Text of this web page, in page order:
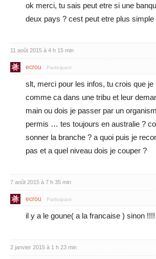
ok merci, tu sais peut etre si une
deux pays ? cest peut etre plus
11 août 2015 à 4 h 15 min
ecrou Participant
slt, merci pour les infos, tu crois que je
comme ca dans une tribu et leur
main ou dois je passer par un
permis … tes toujours en australie ?
sonner la branche ? a quoi puis je
pas et a quel niveau dois je couper ?
7 août 2015 à 7 h 35 min
ecrou Participant
il y a le goune( a la francaise ) sinon !!!!
2 janvier 2015 à 1 h 23 min